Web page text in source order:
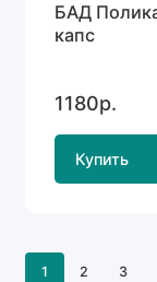
БАД
капс
1180р.
Купить
1 2 3